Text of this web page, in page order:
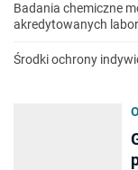
Badania chemiczne
akredytowanych
Środki ochrony